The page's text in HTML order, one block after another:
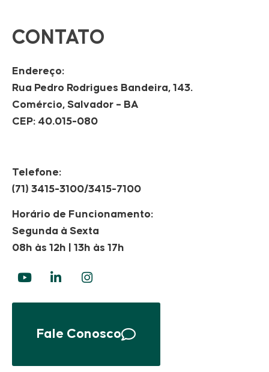
CONTATO
Endereço:
Rua Pedro Rodrigues Bandeira, 143.
Comércio, Salvador – BA
CEP: 40.015-080
Telefone:
(71) 3415-3100/3415-7100
Horário de Funcionamento:
Segunda à Sexta
08h às 12h | 13h às 17h
Fale Conosco